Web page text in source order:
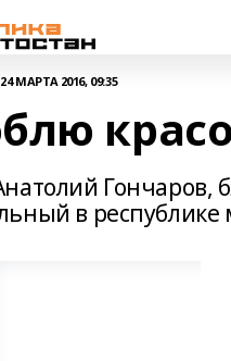
24 МАРТА 2016, 09:35
Гончаров,
в республике